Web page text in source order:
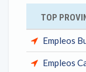
TOP
Empleos
Empleos